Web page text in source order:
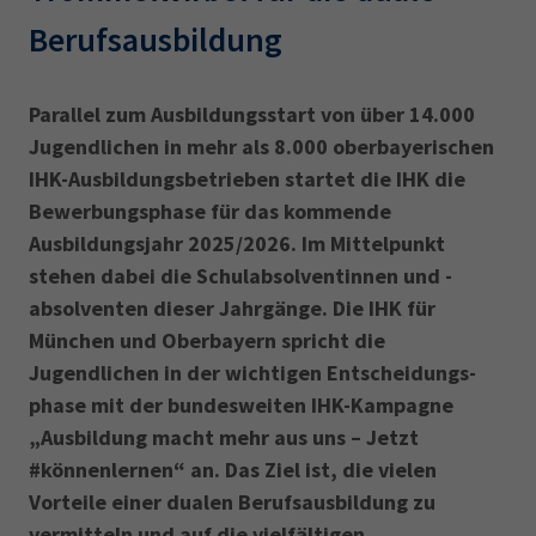
Leichte Sprache
IHK regional
Karriere
Presse
EN
IHK Akademie
Magazin Log-in
AdA
34d
Prüfungstermine
Wirtschaftsfachwirt
34f
34i
Betriebswirt Prüfbericht
Berufsausbildung
Parallel zum Ausbildungsstart von über 14.000
Jugendlichen in mehr als 8.000 oberbayerischen
IHK-Ausbildungsbetrieben startet die IHK die
Bewer­bungsphase für das kommende
Ausbildungsjahr 2025/2026. Im Mittelpunkt
stehen dabei die Schulabsolventinnen und -
absolventen dieser Jahrgänge. Die IHK für
München und Oberbayern spricht die
Jugendlichen in der wichtigen Entscheidungs­
phase mit der bundesweiten IHK-Kampagne
„Ausbildung macht mehr aus uns – Jetzt
#könnenlernen“ an. Das Ziel ist, die vielen
Vorteile einer dualen Berufsausbil­dung zu